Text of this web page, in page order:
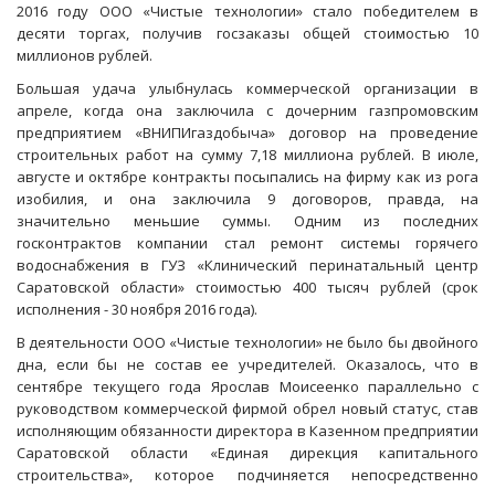
2016 году ООО «Чистые технологии» стало победителем в
десяти торгах, получив госзаказы общей стоимостью 10
миллионов рублей.
Большая удача улыбнулась коммерческой организации в
апреле, когда она заключила с дочерним газпромовским
предприятием «ВНИПИгаздобыча» договор на проведение
строительных работ на сумму 7,18 миллиона рублей. В июле,
августе и октябре контракты посыпались на фирму как из рога
изобилия, и она заключила 9 договоров, правда, на
значительно меньшие суммы. Одним из последних
госконтрактов компании стал ремонт системы горячего
водоснабжения в ГУЗ «Клинический перинатальный центр
Саратовской области» стоимостью 400 тысяч рублей (срок
исполнения - 30 ноября 2016 года).
В деятельности ООО «Чистые технологии» не было бы двойного
дна, если бы не состав ее учредителей. Оказалось, что в
сентябре текущего года Ярослав Моисеенко параллельно с
руководством коммерческой фирмой обрел новый статус, став
исполняющим обязанности директора в Казенном предприятии
Саратовской области «Единая дирекция капитального
строительства», которое подчиняется непосредственно